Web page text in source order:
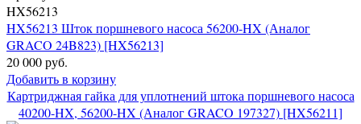
HX56213
HX56213 Шток поршневого насоса 56200-HX (Аналог
GRACO 24B823) [HX56213]
20 000 руб.
Добавить в корзину
Картриджная гайка для уплотнений штока поршневого насоса
40200-HX, 56200-HX (Аналог GRACO 197327) [HX56211]